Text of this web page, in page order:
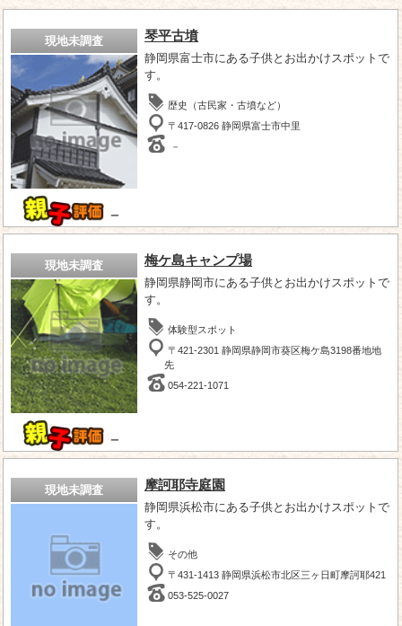
現地未調査
－
琴平古墳
静岡県富士市にある子供とお出かけスポットで
す。
歴史（古民家・古墳など）
〒417-0826 静岡県富士市中里
－
現地未調査
－
梅ケ島キャンプ場
静岡県静岡市にある子供とお出かけスポットで
す。
体験型スポット
〒421-2301 静岡県静岡市葵区梅ケ島3198番地地
先
054-221-1071
現地未調査 摩訶耶寺庭園
静岡県浜松市にある子供とお出かけスポットで
す。
その他
〒431-1413 静岡県浜松市北区三ヶ日町摩訶耶421
053-525-0027